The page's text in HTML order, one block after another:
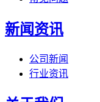
新闻资讯
公司新闻
行业资讯